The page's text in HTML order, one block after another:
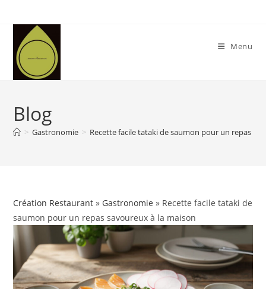
content
Menu
Blog
> Gastronomie > Recette facile tataki de saumon pour un repas
Création Restaurant » Gastronomie » Recette facile tataki de
saumon pour un repas savoureux à la maison